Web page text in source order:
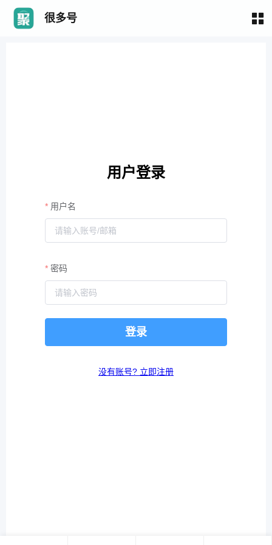
很多号
用户登录
用户名
密码
登录
没有账号? 立即注册